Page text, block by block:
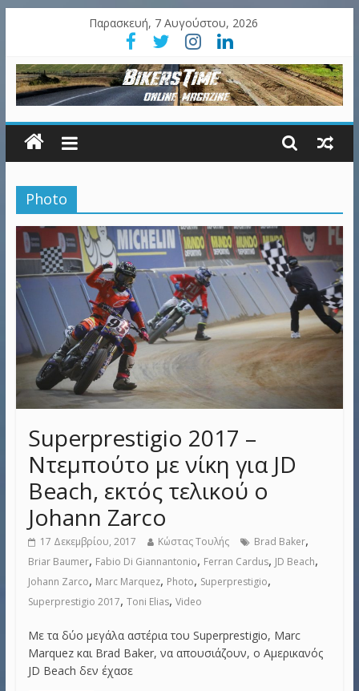
Παρασκευή, 7 Αυγούστου, 2026
Photo
Superprestigio 2017 –
Ντεμπούτο με νίκη για JD
Beach, εκτός τελικού ο
Johann Zarco
17 Δεκεμβρίου, 2017 Κώστας Τουλής Brad Baker,
Briar Baumer, Fabio Di Giannantonio, Ferran Cardus, JD Beach,
Johann Zarco, Marc Marquez, Photo, Superprestigio,
Superprestigio 2017, Toni Elias, Video
Με τα δύο μεγάλα αστέρια του Superprestigio, Marc
Marquez και Brad Baker, να απουσιάζουν, ο Αμερικανός
JD Beach δεν έχασε